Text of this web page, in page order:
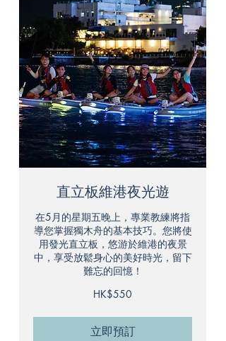
直立板維港夜光遊
在5月的星期五晚上，專業教練將指
導您掌握獨木舟的基本技巧。您將使
用發光直立板，悠游於維港的夜景
中，享受放鬆身心的美好時光，留下
難忘的回憶！
HK$550
立即預訂